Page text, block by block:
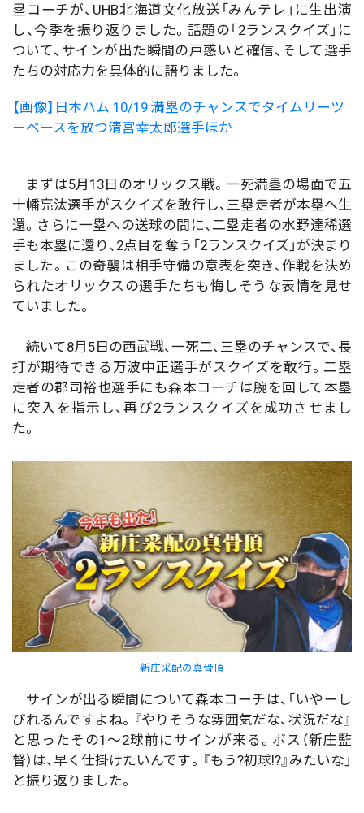
塁コーチが、UHB北海道文化放送「みんテレ」に生出演
し、今季を振り返りました。話題の「2ランスクイズ」に
ついて、サインが出た瞬間の戸惑いと確信、そして選手
たちの対応力を具体的に語りました。
【画像】日本ハム 10/19 満塁のチャンスでタイムリーツ
ーベースを放つ清宮幸太郎選手ほか
まずは5月13日のオリックス戦。一死満塁の場面で五
十幡亮汰選手がスクイズを敢行し、三塁走者が本塁へ生
還。さらに一塁への送球の間に、二塁走者の水野達稀選
手も本塁に還り、2点目を奪う「2ランスクイズ」が決まり
ました。この奇襲は相手守備の意表を突き、作戦を決め
られたオリックスの選手たちも悔しそうな表情を見せ
ていました。
続いて8月5日の西武戦、一死二、三塁のチャンスで、長
打が期待できる万波中正選手がスクイズを敢行。二塁
走者の郡司裕也選手にも森本コーチは腕を回して本塁
に突入を指示し、再び2ランスクイズを成功させまし
た。
新庄采配の真骨頂
サインが出る瞬間について森本コーチは、「いやーし
びれるんですよね。『やりそうな雰囲気だな、状況だな』
と思ったその1～2球前にサインが来る。ボス（新庄監
督）は、早く仕掛けたいんです。『もう?初球!?』みたいな」
と振り返りました。